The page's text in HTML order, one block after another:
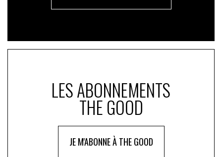
LES ABONNEMENTS
THE GOOD
JE M'ABONNE À THE GOOD